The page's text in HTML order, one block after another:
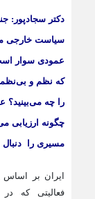
دکتر سجادپور:
سیاست خارجی
عمودی سوار
که نظم و
را چه می‌بینید؟
چگونه ارزیابی
مسیری را
ایران بر اساس
فعالیتی که